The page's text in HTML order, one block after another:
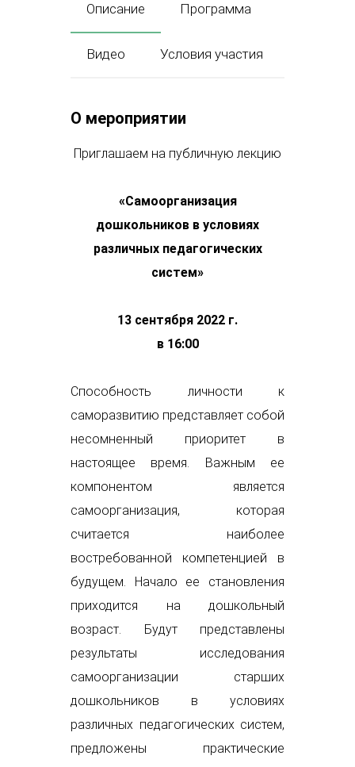
Описание Программа
Видео Условия участия
О мероприятии
Приглашаем на публичную лекцию
«Самоорганизация
дошкольников в условиях
различных педагогических
систем»
13 сентября 2022 г.
в 16:00
Способность личности к
саморазвитию представляет собой
несомненный приоритет в
настоящее время. Важным ее
компонентом является
самоорганизация, которая
считается наиболее
востребованной компетенцией в
будущем. Начало ее становления
приходится на дошкольный
возраст. Будут представлены
результаты исследования
самоорганизации старших
дошкольников в условиях
различных педагогических систем,
предложены практические